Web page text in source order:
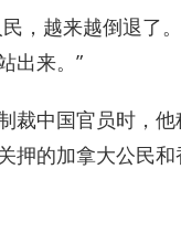
，越来越倒退了
出来。”
裁中国官员时，
押的加拿大公民